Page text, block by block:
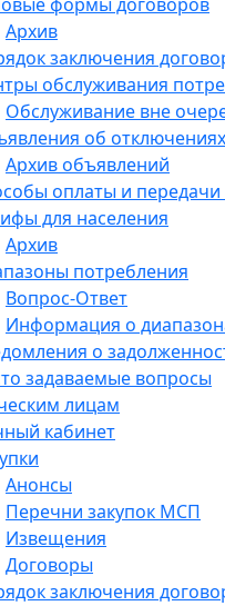
Архив
заключения
обслуживания
Обслуживание вне
об
Архив объявлений
оплаты и передачи
для населения
Архив
потребления
Вопрос-Ответ
Информация о
о
задаваемые вопросы
лицам
кабинет
Анонсы
Перечни закупок МСП
Извещения
Договоры
заключения